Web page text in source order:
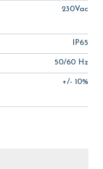
230Vac
IP65
50/60 Hz
+/- 10%